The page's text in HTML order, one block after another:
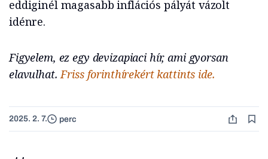
eddiginél magasabb inflációs pályát vázolt
idénre.
Figyelem, ez egy devizapiaci hír, ami gyorsan
elavulhat.Friss forinthírekért kattints ide.
2025. 2. 7. perc